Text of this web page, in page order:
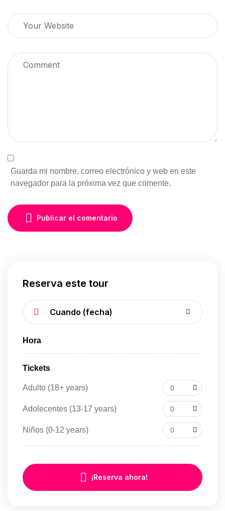
Guarda mi nombre, correo electrónico y web en este
navegador para la próxima vez que comente.
Publicar el comentario
Reserva este tour
Hora
Tickets
Adulto (18+ years) 0
Adolecentes (13-17 years) 0
Niños (0-12 years) 0
¡Reserva ahora!